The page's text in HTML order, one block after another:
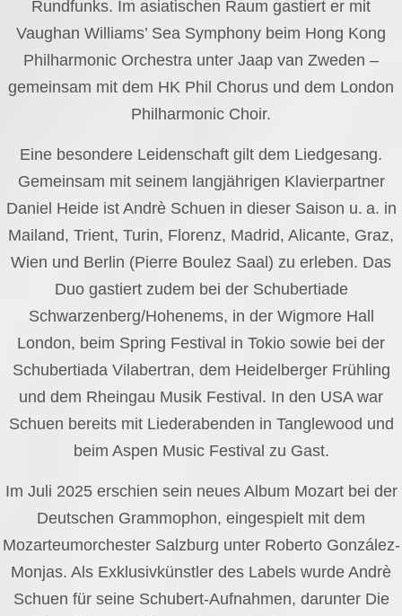
Rundfunks. Im asiatischen Raum gastiert er mit
Vaughan Williams’ Sea Symphony beim Hong Kong
Philharmonic Orchestra unter Jaap van Zweden –
gemeinsam mit dem HK Phil Chorus und dem London
Philharmonic Choir.
Eine besondere Leidenschaft gilt dem Liedgesang.
Gemeinsam mit seinem langjährigen Klavierpartner
Daniel Heide ist Andrè Schuen in dieser Saison u. a. in
Mailand, Trient, Turin, Florenz, Madrid, Alicante, Graz,
Wien und Berlin (Pierre Boulez Saal) zu erleben. Das
Duo gastiert zudem bei der Schubertiade
Schwarzenberg/Hohenems, in der Wigmore Hall
London, beim Spring Festival in Tokio sowie bei der
Schubertiada Vilabertran, dem Heidelberger Frühling
und dem Rheingau Musik Festival. In den USA war
Schuen bereits mit Liederabenden in Tanglewood und
beim Aspen Music Festival zu Gast.
Im Juli 2025 erschien sein neues Album Mozart bei der
Deutschen Grammophon, eingespielt mit dem
Mozarteumorchester Salzburg unter Roberto González-
Monjas. Als Exklusivkünstler des Labels wurde Andrè
Schuen für seine Schubert-Aufnahmen, darunter Die